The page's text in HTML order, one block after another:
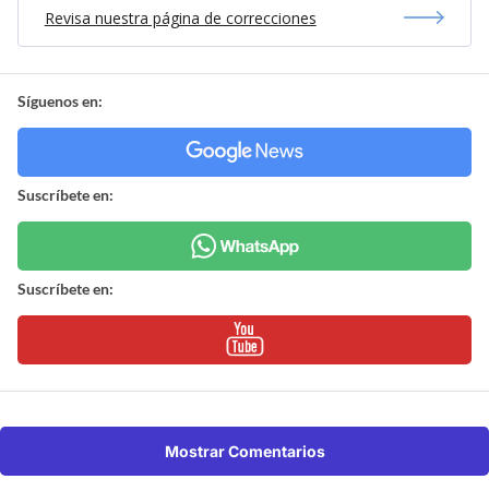
Revisa nuestra página de correcciones
Síguenos en:
Suscríbete en:
Suscríbete en:
Mostrar Comentarios